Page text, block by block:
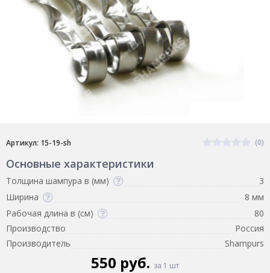
Артикул: 15-19-sh (0)
Основные характеристики
Толщина шампура в (мм)
3
Ширина
8 мм
Рабочая длина в (см)
80
Производство
Россия
Производитель
Shampurs
550 руб. за 1 шт